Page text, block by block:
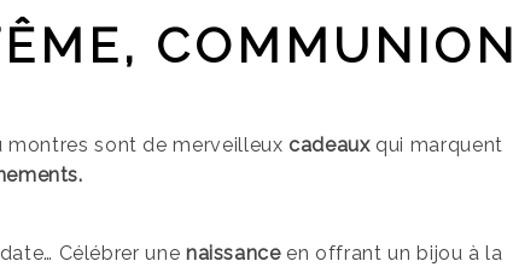
COMMUNION
montres sont de merveilleux cadeaux qui marquent
Célébrer une naissance en offrant un bijou à la